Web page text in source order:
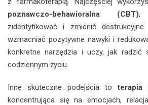
poznawczo-behawioralna (CBT),
zidentyfikować i zmienić destrukcyjne
wzmacniać pozytywne nawyki i
konkretne narzędzia i uczy, jak
codziennym życiu.
Inne skuteczne podejścia toterapia
koncentrująca się na emocjach,